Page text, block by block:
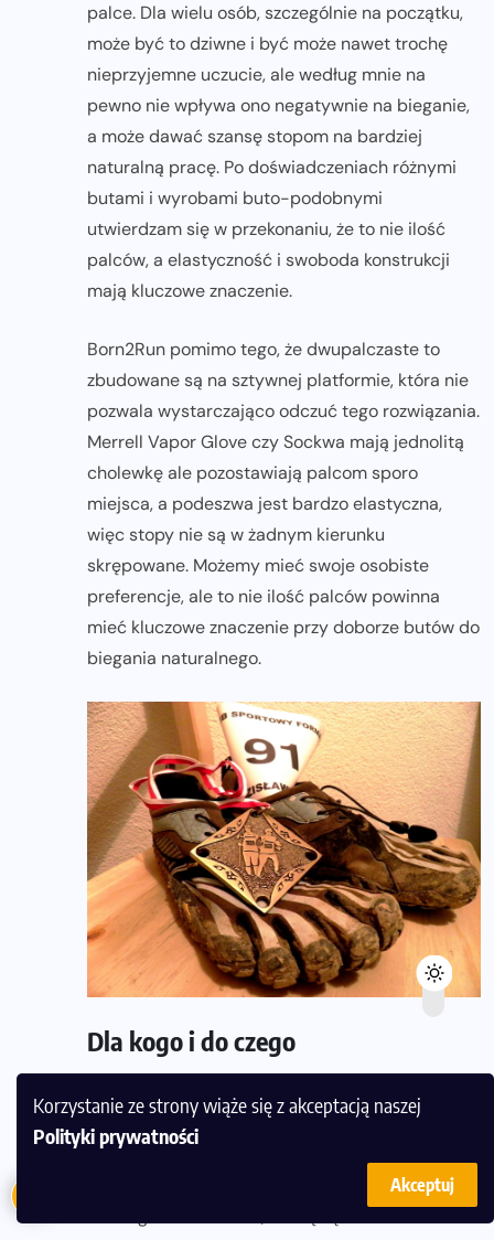
Korzystanie ze strony wiąże się z akceptacją naszej
Polityki prywatności
Akceptuj
palce. Dla wielu osób, szczególnie na początku,
może być to dziwne i być może nawet trochę
nieprzyjemne uczucie, ale według mnie na
pewno nie wpływa ono negatywnie na bieganie,
a może dawać szansę stopom na bardziej
naturalną pracę. Po doświadczeniach różnymi
butami i wyrobami buto-podobnymi
utwierdzam się w przekonaniu, że to nie ilość
palców, a elastyczność i swoboda konstrukcji
mają kluczowe znaczenie.
Born2Run pomimo tego, że dwupalczaste to
zbudowane są na sztywnej platformie, która nie
pozwala wystarczająco odczuć tego rozwiązania.
Merrell Vapor Glove czy Sockwa mają jednolitą
cholewkę ale pozostawiają palcom sporo
miejsca, a podeszwa jest bardzo elastyczna,
więc stopy nie są w żadnym kierunku
skrępowane. Możemy mieć swoje osobiste
preferencje, ale to nie ilość palców powinna
mieć kluczowe znaczenie przy doborze butów do
biegania naturalnego.
Dla kogo i do czego
Vibram Five Fingers Spyridon LS to dobry wybór
dla biegaczy, którzy są zdecydowani na bieganie
minimalistyczne w czystej postaci. Mogą
posłużyć wprawionym minimalistom jako obuwie